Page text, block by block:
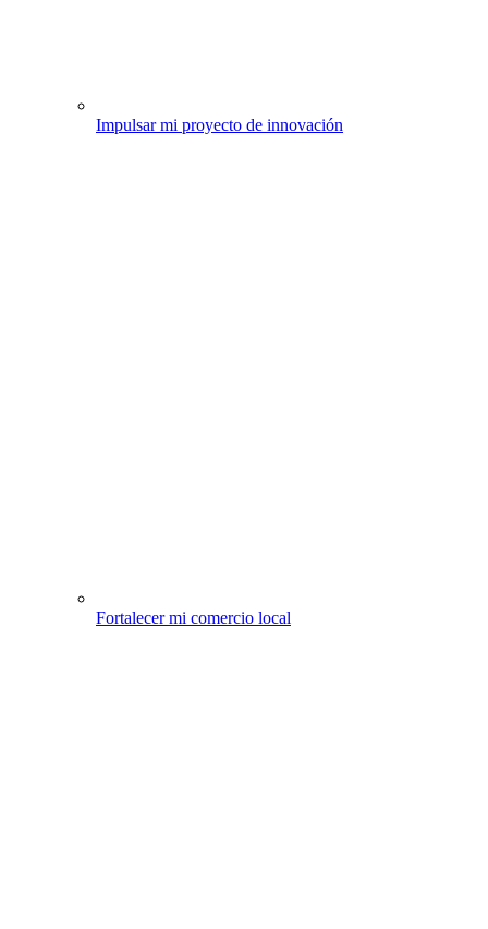
Impulsar mi proyecto de innovación
Fortalecer mi comercio local